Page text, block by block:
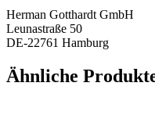
Herman Gotthardt GmbH
Leunastraße 50
DE-22761 Hamburg
Ähnliche